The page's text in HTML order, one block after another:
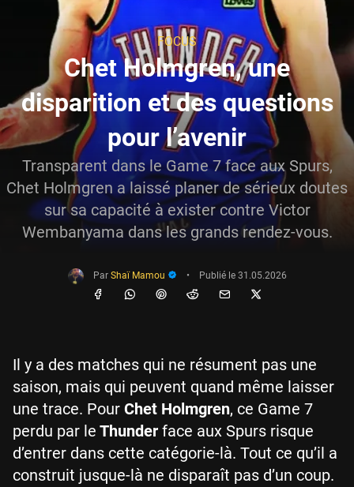
FOCUS
Chet Holmgren, une
disparition et des questions
pour l’avenir
Transparent dans le Game 7 face aux Spurs,
Chet Holmgren a laissé planer de sérieux doutes
sur sa capacité à exister contre Victor
Wembanyama dans les grands rendez-vous.
Par Shaï Mamou • Publié le 31.05.2026
Il y a des matches qui ne résument pas une
saison, mais qui peuvent quand même laisser
une trace. Pour Chet Holmgren, ce Game 7
perdu par le Thunder face aux Spurs risque
d’entrer dans cette catégorie-là. Tout ce qu’il a
construit jusque-là ne disparaît pas d’un coup.